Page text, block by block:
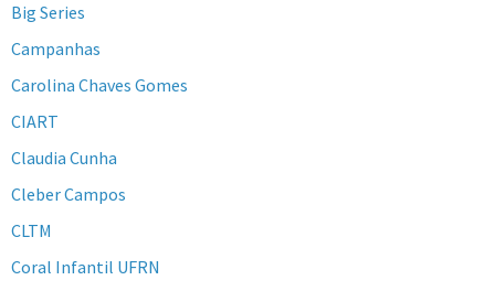
Big Series
Campanhas
Carolina Chaves Gomes
CIART
Claudia Cunha
Cleber Campos
CLTM
Coral Infantil UFRN